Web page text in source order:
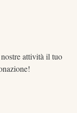
attività il tuo